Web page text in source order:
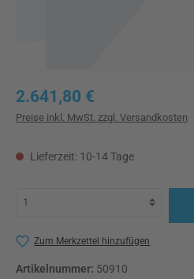
Regulärer Preis:
2.641,80 €
Preise inkl. MwSt. zzgl. Versandkosten
Lieferzeit: 10-14 Tage
Zum Merkzettel hinzufügen
Artikelnummer: 50910